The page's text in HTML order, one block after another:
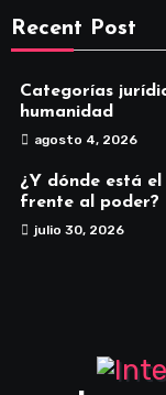
Recent Post
Categorías
humanidad
agosto 4, 2026
¿Y dónde está
frente al poder?
julio 30, 2026